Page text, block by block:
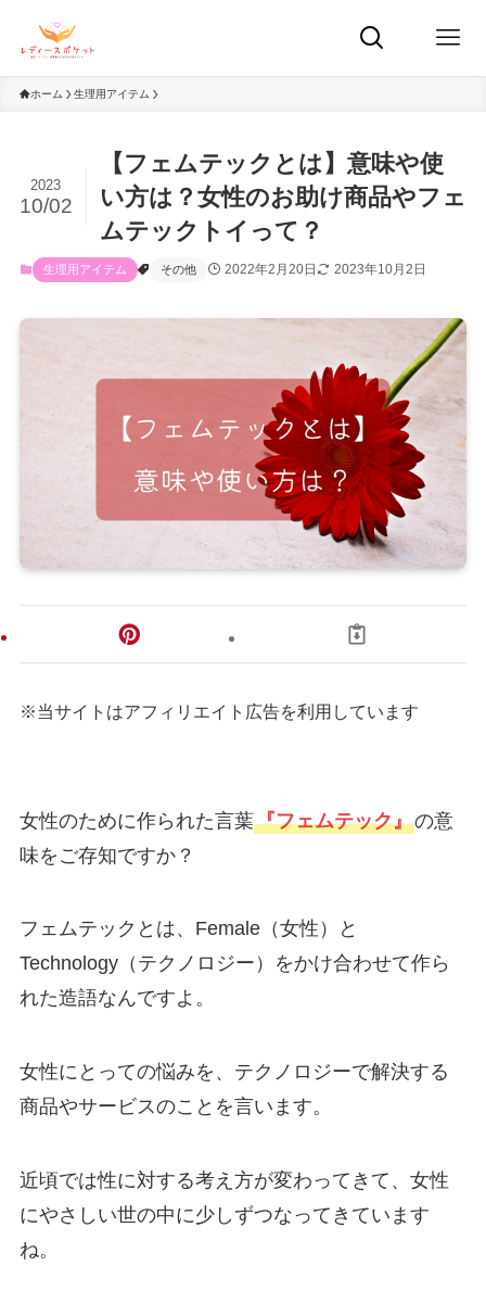
ホーム 生理用アイテム
【フェムテックとは】意味や使
い方は？女性のお助け商品やフェ
ムテックトイって？
2023
10/02
生理用アイテム その他 2022年2月20日 2023年10月2日
※当サイトはアフィリエイト広告を利用しています
女性のために作られた言葉『フェムテック』の意
味をご存知ですか？
フェムテックとは、Female（女性）と
Technology（テクノロジー）をかけ合わせて作ら
れた造語なんですよ。
女性にとっての悩みを、テクノロジーで解決する
商品やサービスのことを言います。
近頃では性に対する考え方が変わってきて、女性
にやさしい世の中に少しずつなってきています
ね。